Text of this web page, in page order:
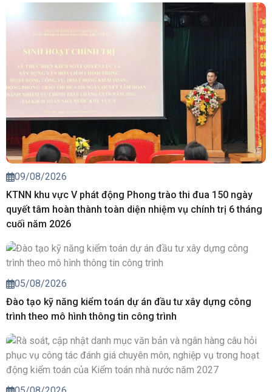
09/08/2026
KTNN khu vực V phát động Phong trào thi đua 150 ngày
quyết tâm hoàn thành toàn diện nhiệm vụ chính trị 6 tháng
cuối năm 2026
05/08/2026
Đào tạo kỹ năng kiểm toán dự án đầu tư xây dựng công
trình theo mô hình thông tin công trình